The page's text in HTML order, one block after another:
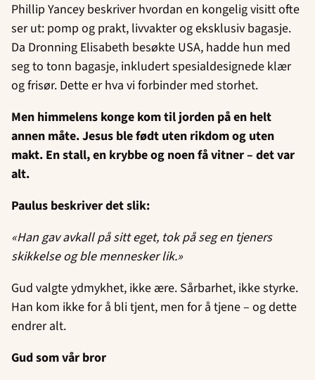
Phillip Yancey beskriver hvordan en kongelig visitt ofte
ser ut: pomp og prakt, livvakter og eksklusiv bagasje.
Da Dronning Elisabeth besøkte USA, hadde hun med
seg to tonn bagasje, inkludert spesialdesignede klær
og frisør. Dette er hva vi forbinder med storhet.
Men himmelens konge kom til jorden på en helt
annen måte. Jesus ble født uten rikdom og uten
makt. En stall, en krybbe og noen få vitner – det var
alt.
Paulus beskriver det slik:
«Han gav avkall på sitt eget, tok på seg en tjeners
skikkelse og ble mennesker lik.»
Gud valgte ydmykhet, ikke ære. Sårbarhet, ikke styrke.
Han kom ikke for å bli tjent, men for å tjene – og dette
endrer alt.
Gud som vår bror